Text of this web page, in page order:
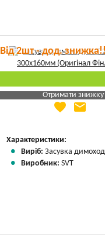
Від 2шт - дод.
Отримати знижку
Яка Ваша ціна
favorite email
Характеристики:
Виріб: Засувка
Виробник: SVT